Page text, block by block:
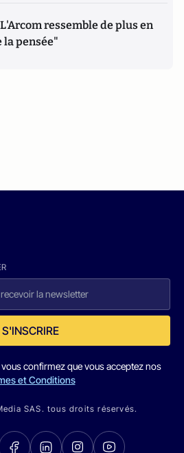
ressemble de plus en
la pensée"
S'INSCRIRE
confirmez que vous acceptez nos
et Conditions
SAS. tous droits réservés.